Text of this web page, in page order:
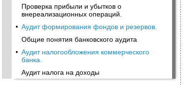
Проверка прибыли и убытков о
внереализационных операций.
• Аудит формирования фондов и резервов.
Общие понятия банковского аудита
• Аудит налогообложения коммерческого
банка.
Аудит налога на доходы